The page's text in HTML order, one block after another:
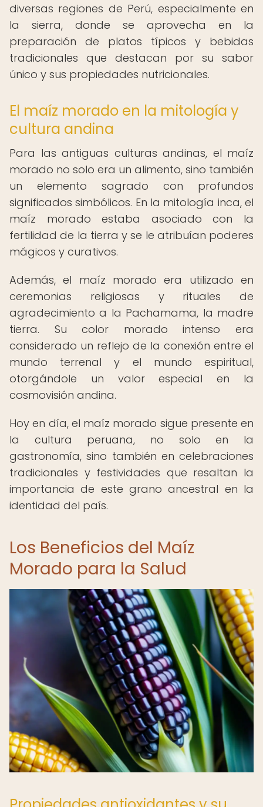
diversas regiones de Perú, especialmente en
la sierra, donde se aprovecha en la
preparación de platos típicos y bebidas
tradicionales que destacan por su sabor
único y sus propiedades nutricionales.
El maíz morado en la mitología y
cultura andina
Para las antiguas culturas andinas, el maíz
morado no solo era un alimento, sino también
un elemento sagrado con profundos
significados simbólicos. En la mitología inca, el
maíz morado estaba asociado con la
fertilidad de la tierra y se le atribuían poderes
mágicos y curativos.
Además, el maíz morado era utilizado en
ceremonias religiosas y rituales de
agradecimiento a la Pachamama, la madre
tierra. Su color morado intenso era
considerado un reflejo de la conexión entre el
mundo terrenal y el mundo espiritual,
otorgándole un valor especial en la
cosmovisión andina.
Hoy en día, el maíz morado sigue presente en
la cultura peruana, no solo en la
gastronomía, sino también en celebraciones
tradicionales y festividades que resaltan la
importancia de este grano ancestral en la
identidad del país.
Los Beneficios del Maíz
Morado para la Salud